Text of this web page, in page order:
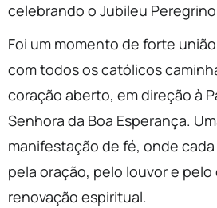
celebrando o Jubileu
Foi um momento de forte
com todos os católicos
coração aberto, em direção à
Senhora da Boa Esperança.
manifestação de fé, onde
pela oração, pelo louvor e
renovação espiritual.